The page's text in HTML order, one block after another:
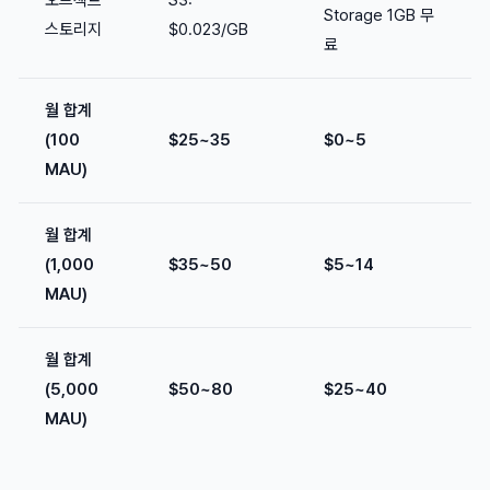
스토리지
$0.023/GB
Storage 1GB 무
료
월 합계
(100
MAU)
$25~35 $0~5
월 합계
(1,000
MAU)
$35~50 $5~14
월 합계
(5,000
MAU)
$50~80 $25~40